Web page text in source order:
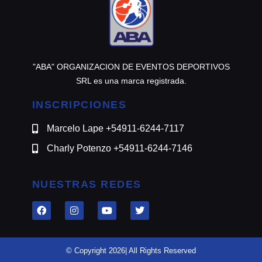
"ABA" ORGANIZACION DE EVENTOS DEPORTIVOS
SRL es una marca registrada.
INSCRIPCIONES
Marcelo Lape +54911-6244-7117
Charly Potenzo +54911-6244-7146
NUESTRAS REDES
© Copyright 2026| All Rights Reserved